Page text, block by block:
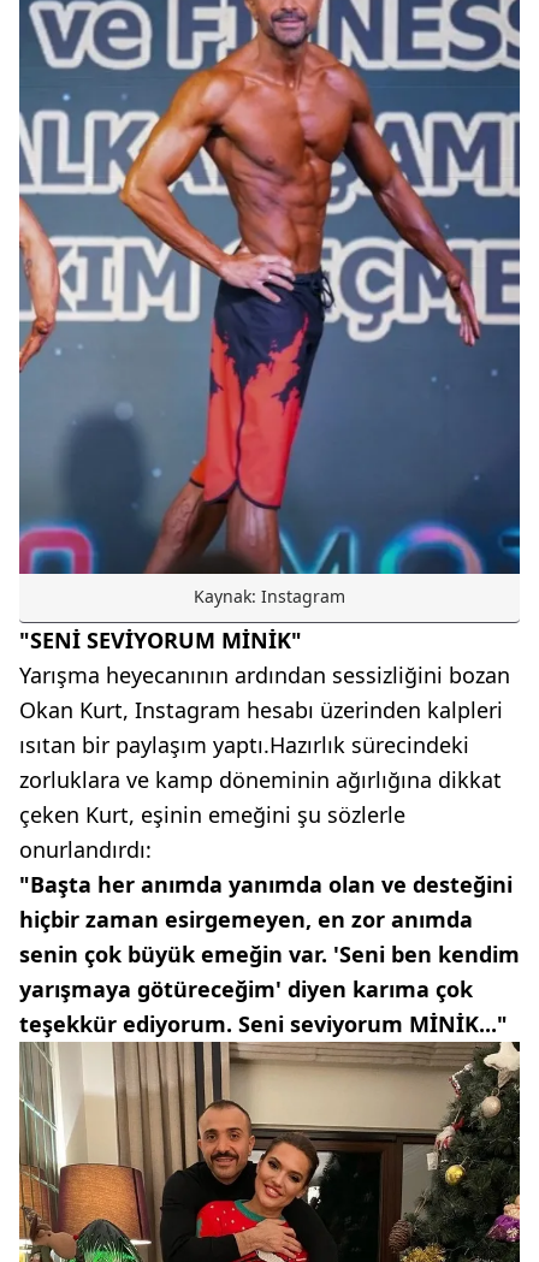
Kaynak: Instagram
"SENİ SEVİYORUM MİNİK"
Yarışma heyecanının ardından sessizliğini bozan
Okan Kurt, Instagram hesabı üzerinden kalpleri
ısıtan bir paylaşım yaptı.Hazırlık sürecindeki
zorluklara ve kamp döneminin ağırlığına dikkat
çeken Kurt, eşinin emeğini şu sözlerle
onurlandırdı:
"Başta her anımda yanımda olan ve desteğini
hiçbir zaman esirgemeyen, en zor anımda
senin çok büyük emeğin var. 'Seni ben kendim
yarışmaya götüreceğim' diyen karıma çok
teşekkür ediyorum. Seni seviyorum MİNİK..."